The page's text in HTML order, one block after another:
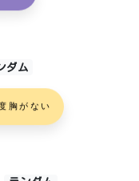
ダム
胸がない